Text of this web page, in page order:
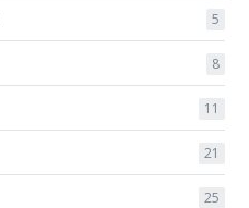
5
8
11
21
25